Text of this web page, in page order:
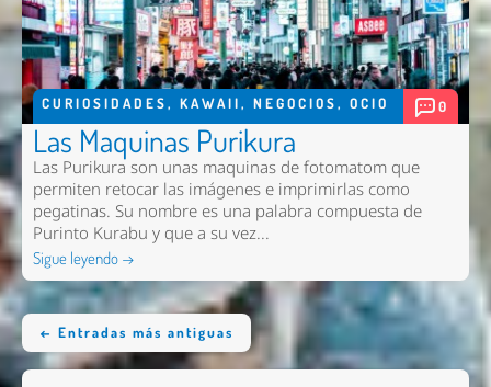
CURIOSIDADES, KAWAII, NEGOCIOS, OCIO 0
Las Maquinas Purikura
Las Purikura son unas maquinas de fotomatom que
permiten retocar las imágenes e imprimirlas como
pegatinas. Su nombre es una palabra compuesta de
Purinto Kurabu y que a su vez...
Sigue leyendo →
← Entradas más antiguas